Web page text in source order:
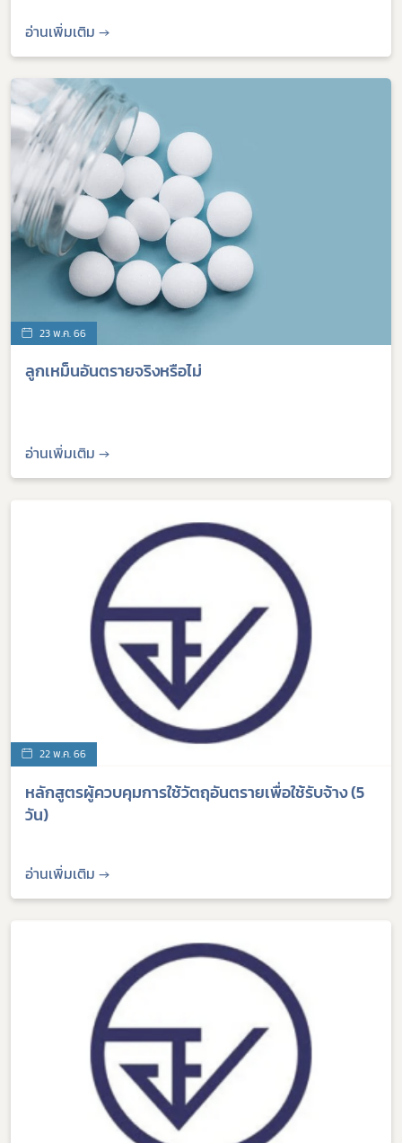
อ่านเพิ่มเติม →
23 พ.ค. 66
ลูกเหม็นอันตรายจริงหรือไม่
อ่านเพิ่มเติม →
22 พ.ค. 66
หลักสูตรผู้ควบคุมการใช้วัตถุอันตรายเพื่อใช้รับจ้าง (5
วัน)
อ่านเพิ่มเติม →
ผู้ประกอบการณ์
พรบ